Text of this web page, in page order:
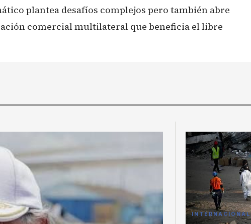
plantea desafíos complejos pero también abre
comercial multilateral que beneficia el libre
INTERNACIONAL